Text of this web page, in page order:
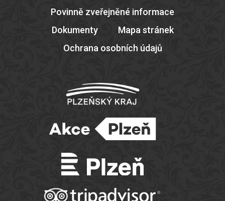
Povinně zveřejněné informace
Dokumenty
Mapa stránek
Ochrana osobních údajů